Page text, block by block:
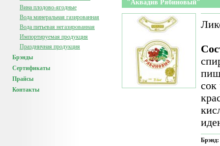
Вина плодово-ягодные
Вода минеральная газированная
Вода питьевая негазированная
Импортируемая продукция
Праздничная продукция
Брэнды
Сертификаты
Прайсы
Контакты
"Аквадив Рябиновый"
сок
Брэнд: